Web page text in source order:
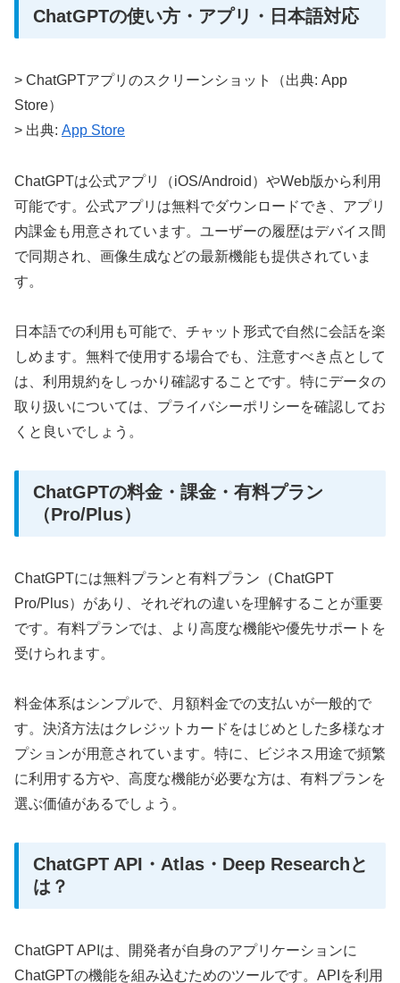
ChatGPTの使い方・アプリ・日本語対応
> ChatGPTアプリのスクリーンショット（出典: App
Store）
> 出典: App Store
ChatGPTは公式アプリ（iOS/Android）やWeb版から利用
可能です。公式アプリは無料でダウンロードでき、アプリ
内課金も用意されています。ユーザーの履歴はデバイス間
で同期され、画像生成などの最新機能も提供されていま
す。
日本語での利用も可能で、チャット形式で自然に会話を楽
しめます。無料で使用する場合でも、注意すべき点として
は、利用規約をしっかり確認することです。特にデータの
取り扱いについては、プライバシーポリシーを確認してお
くと良いでしょう。
ChatGPTの料金・課金・有料プラン
（Pro/Plus）
ChatGPTには無料プランと有料プラン（ChatGPT
Pro/Plus）があり、それぞれの違いを理解することが重要
です。有料プランでは、より高度な機能や優先サポートを
受けられます。
料金体系はシンプルで、月額料金での支払いが一般的で
す。決済方法はクレジットカードをはじめとした多様なオ
プションが用意されています。特に、ビジネス用途で頻繁
に利用する方や、高度な機能が必要な方は、有料プランを
選ぶ価値があるでしょう。
ChatGPT API・Atlas・Deep Researchと
は？
ChatGPT APIは、開発者が自身のアプリケーションに
ChatGPTの機能を組み込むためのツールです。APIを利用